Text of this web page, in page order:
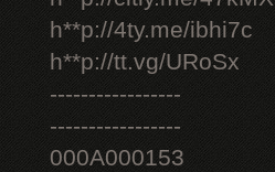
h**p://4ty.me/ibhi7c
h**p://tt.vg/URoSx
-----------------
-----------------
000A000153